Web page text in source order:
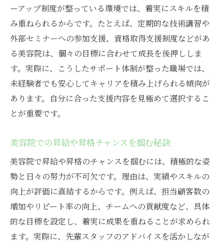
ーアップ制度が整っている環境では、着実にスキルを積
み重ねられるからです。たとえば、定期的な技術講習や
外部セミナーへの参加支援、資格取得支援制度などがあ
る美容院は、個々の目標に合わせて成長を後押ししま
す。実際に、こうしたサポート体制が整った職場では、
未経験者でも安心してキャリアを積み上げられる傾向が
あります。自分に合った支援内容を見極めて選択するこ
とが重要です。
美容院での昇給や昇格チャンスを掴む秘訣
美容院で昇給や昇格のチャンスを掴むには、積極的な姿
勢と日々の努力が不可欠です。理由は、実績やスキルの
向上が評価に直結するからです。例えば、担当顧客数の
増加やリピート率の向上、チームへの貢献度など、具体
的な目標を設定し、着実に成果を重ねることが求められ
ます。実際に、先輩スタッフのアドバイスを活かしなが